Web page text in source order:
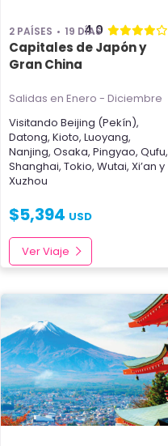
2 PAÍSES 19 DÍAS
4.0
Capitales de Japón y
Gran China
Salidas en Enero - Diciembre
Visitando Beijing (Pekín),
Datong, Kioto, Luoyang,
Nanjing, Osaka, Pingyao, Qufu,
Shanghai, Tokio, Wutai, Xi’an y
Xuzhou
$5,394 USD
Ver Viaje